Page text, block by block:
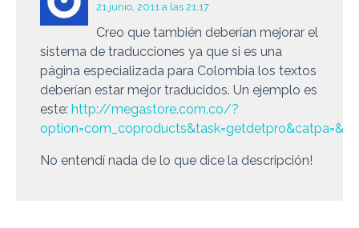
21 junio, 2011 a las 21:17
Creo que también deberían mejorar el
sistema de traducciones ya que si es una
página especializada para Colombia los textos
deberían estar mejor traducidos. Un ejemplo es
este: http://megastore.com.co/?
No entendí nada de lo que dice la descripción!